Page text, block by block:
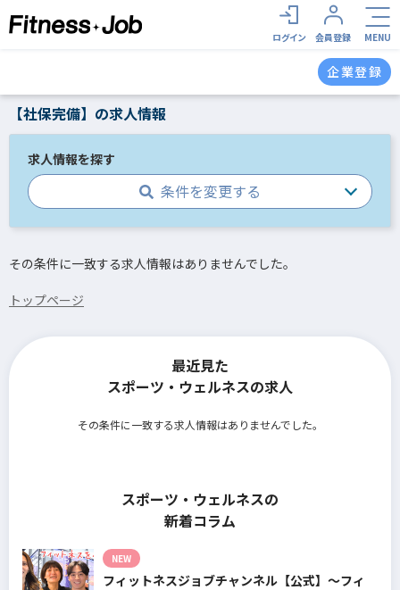
ログイン 会員登録 MENU
企業登録
【社保完備】の求人情報
求人情報を探す
条件を変更する
その条件に一致する求人情報はありませんでした。
トップページ
最近見た
スポーツ・ウェルネスの求人
その条件に一致する求人情報はありませんでした。
スポーツ・ウェルネスの
新着コラム
NEW
フィットネスジョブチャンネル【公式】～フィ